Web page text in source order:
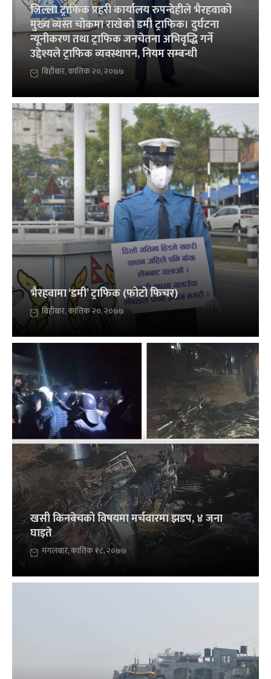
जिल्ला ट्राफिक प्रहरी कार्यालय रुपन्देहीले भैरहवाको
मुख्य व्यस्त चोकमा राखेको डमी ट्राफिक। दुर्घटना
न्यूनीकरण तथा ट्राफिक जनचेतना अभिवृद्धि गर्ने
उद्देश्यले ट्राफिक व्यवस्थापन, नियम सम्बन्धी
बिहीबार, कात्तिक २०, २०७७
भैरहवामा ‘डमी’ ट्राफिक (फोटो फिचर)
बिहीबार, कात्तिक २०, २०७७
खसी किनबेचको विषयमा मर्चवारमा झडप, ४ जना
घाइते
मंगलबार, कात्तिक १८, २०७७